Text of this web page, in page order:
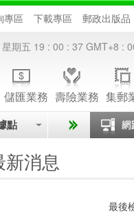
專區 下載專區 郵政出版品
期五 19 : 00 : 38 GMT+8 :
儲匯業務 壽險業務 集郵
點
消息
最後